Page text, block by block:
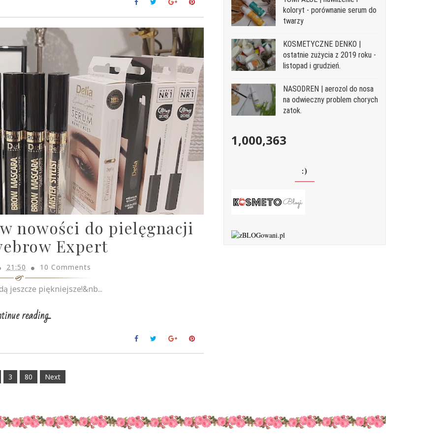
nowości do pielęgnacji
Expert
21:50 10 Comments
jeszcze piękniejsze!&nb...
reading...
3 80 Next
koloryt - porównanie serum do
twarzy
KOSMETYCZNE DENKO |
ostatnie zużycia z 2019 roku -
listopad i grudzień.
NASODREN | aerozol do nosa
na odwieczny problem chorych
zatok.
1,000,363
:)